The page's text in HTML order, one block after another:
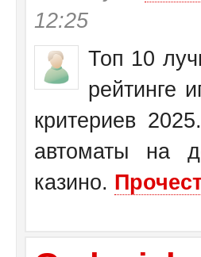
12:25
Топ 10
рейтинге
критериев
автоматы на
казино.